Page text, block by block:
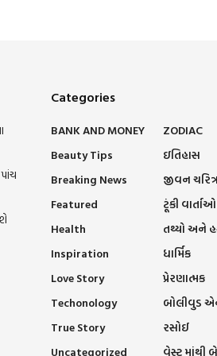
Categories
BANK AND MONEY
Beauty Tips
Breaking News
Featured
Health
Inspiration
Love Story
Techonology
True Story
Uncategorized
ZODIAC
ઇતિહાસ
જીવન ચરિત્ર
ટૂંકી વાર્તાઓ
તથ્યો અને
ધાર્મિક
પ્રેરણાત્મક
બોલીવુડ
રસોઈ
વેસ્ટ માંથી